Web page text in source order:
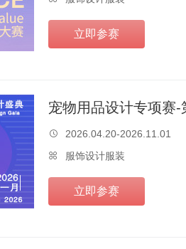
立即参赛
宠物用品设计专项赛
 2026.04.20-2026.11.01
 服饰设计服装
立即参赛